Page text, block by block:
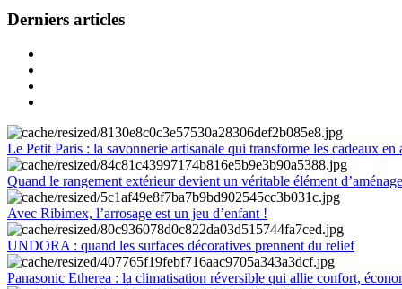
Derniers articles
Le Petit Paris : la savonnerie artisanale qui transforme les cadeaux en
Quand le rangement extérieur devient un véritable élément
Avec Ribimex, l’arrosage est un jeu d’enfant !
UNDORA : quand les surfaces décoratives prennent du relief
Panasonic Etherea : la climatisation réversible qui allie confort,